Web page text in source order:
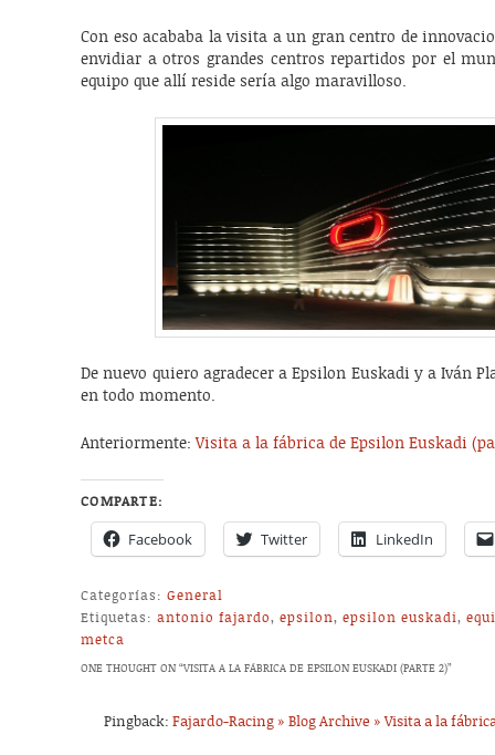
Con eso acababa la visita a un gran centro de
envidiar a otros grandes centros repartidos por el
equipo que allí reside sería algo maravilloso.
De nuevo quiero agradecer a Epsilon Euskadi y a Iván
en todo momento.
Anteriormente:Visita a la fábrica de Epsilon Euskadi
COMPARTE:
Facebook Twitter LinkedIn
Categorías: General
Etiquetas: antonio fajardo,epsilon,epsilon euskadi,
metca
ONE THOUGHT ON “VISITA A LA FÁBRICA DE EPSILON EUSKADI (PARTE 2)”
Pingback:Fajardo-Racing » Blog Archive » Visita a la